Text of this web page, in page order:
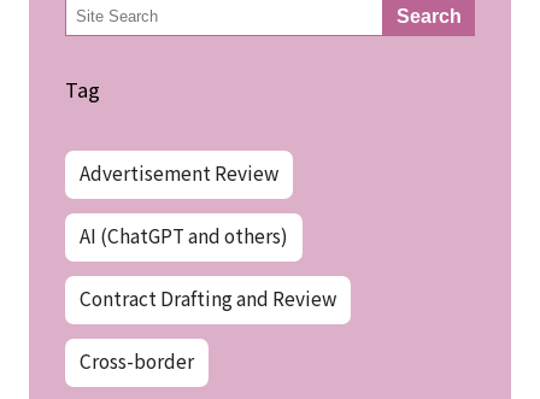
索 Search
Tag
Advertisement Review
AI (ChatGPT and others)
Contract Drafting and Review
Cross-border